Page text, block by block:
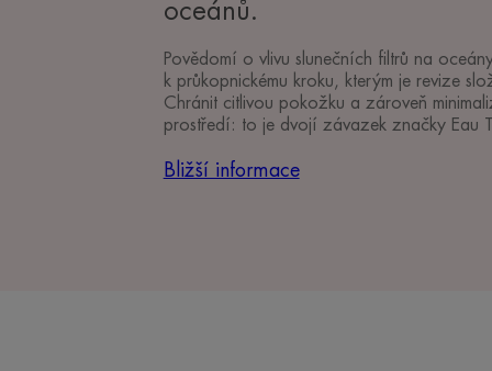
oceánů.
Povědomí o vlivu slunečních filtrů na
k průkopnickému kroku, kterým je revize
Chránit citlivou pokožku a zároveň
prostředí: to je dvojí závazek značky Eau
Bližší informace